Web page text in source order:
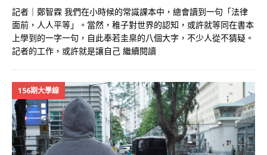
記者｜鄭智霖 我們在小時候的常識課本中，總會讀到一句「法律
面前，人人平等」。當然，稚子對世界的認知，或許就等同在書本
上學到的一字一句，自此奉若圭臬的八個大字，不少人從不猜疑。
記者的工作，或許就是讓自己 繼續閱讀
156期大學線